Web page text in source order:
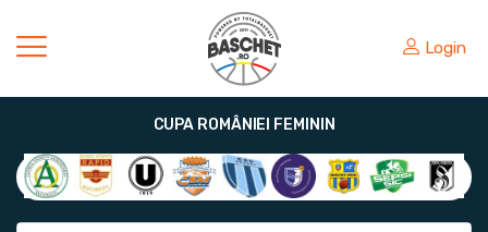
Login
CUPA ROMÂNIEI FEMININ